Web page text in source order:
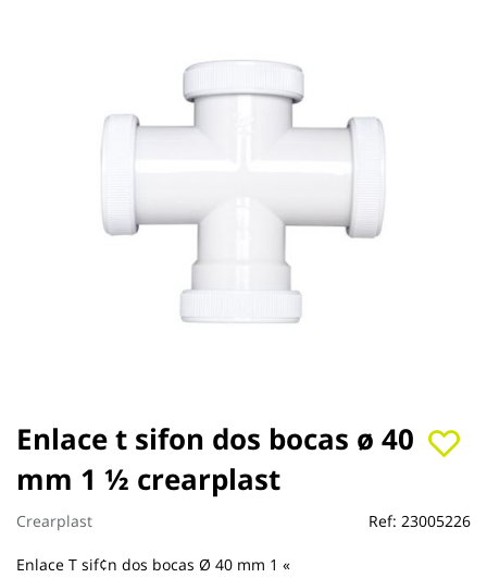
Enlace t sifon dos bocas ø 40
mm 1 ½ crearplast
Crearplast Ref: 23005226
Enlace T sif¢n dos bocas Ø 40 mm 1 «
Saltar
al
comienzo
de
la
galería
de